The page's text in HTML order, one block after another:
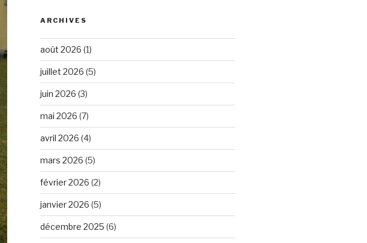
ARCHIVES
août 2026 (1)
juillet 2026 (5)
juin 2026 (3)
mai 2026 (7)
avril 2026 (4)
mars 2026 (5)
février 2026 (2)
janvier 2026 (5)
décembre 2025 (6)